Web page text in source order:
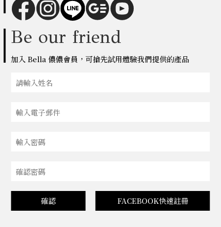
Be our friend
加入 Bella 儂儂會員，可搶先試用體驗我們提供的產品
確認 FACEBOOK快速註冊